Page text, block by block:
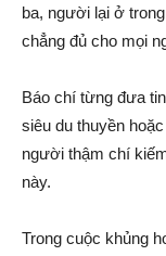
ba, người lại ở
chẳng đủ cho mọi
Báo chí từng đưa
siêu du thuyền
người thậm chí
này.
Trong cuộc khủng